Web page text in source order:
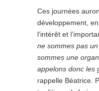
Ces journées
développement,
l’intérêt et
ne sommes pas
sommes une
appelons donc les
rappelle Béatrice.